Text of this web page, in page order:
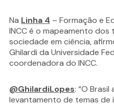
Na Linha 4 – Formação e
INCC é o mapeamento
sociedade em ciência,
Ghilardi da Universidade
coordenadora do INCC.
@GhilardiLopes: “O
levantamento de temas de